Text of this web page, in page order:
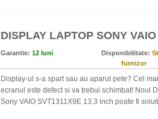
DISPLAY LAPTOP SONY
Garantie: 12 luni Disponibilitate:
furnizor
Display-ul s-a spart sau au aparut pete? Cel
ecranul este defect si va trebui schimbat! Noul
Sony VAIO SVT1311X9E 13.3 inch poate fi